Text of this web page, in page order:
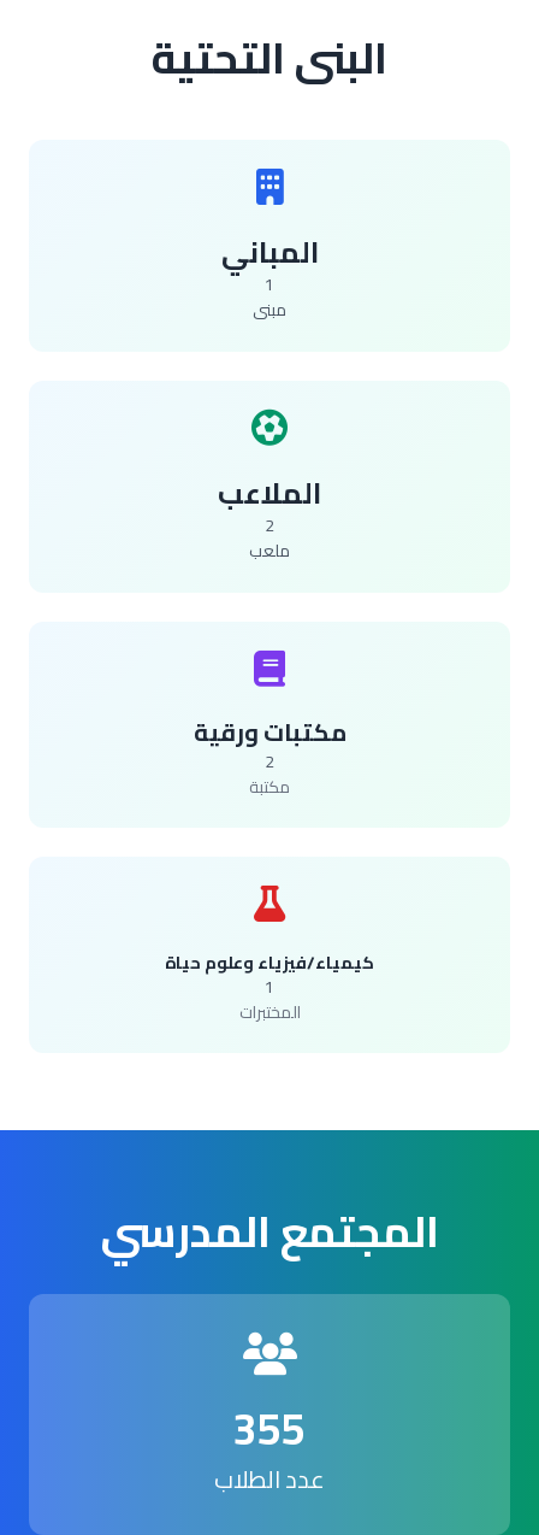
البنى التحتية
المباني
مبنى
الملاعب
2
ملعب
مكتبات ورقية
2
مكتبة
كيمياء/فيزياء وعلوم حياة
المختبرات
المجتمع المدرسي
355
عدد الطلاب